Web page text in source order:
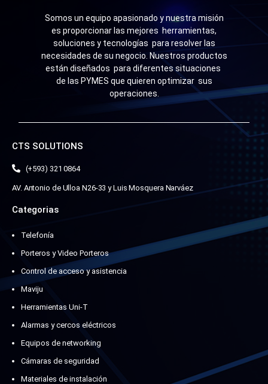
Somos un equipo apasionado y nuestra misión
es proporcionar las mejores herramientas,
soluciones y tecnologías para resolver las
necesidades de su negocio. Nuestros productos
están diseñados para diferentes situaciones
de las PYMES que quieren optimizar sus
operaciones.
CTS SOLUTIONS
(+593) 321 0864
AV. Antonio de Ulloa N26-33 y Luis Mosquera Narváez
Categorias
Telefonía
Porteros y Video Porteros
Control de acceso y asistencia
Maviju
Herramientas Uni-T
Alarmas y cercos eléctricos
Equipos de networking
Cámaras de seguridad
Materiales de instalación